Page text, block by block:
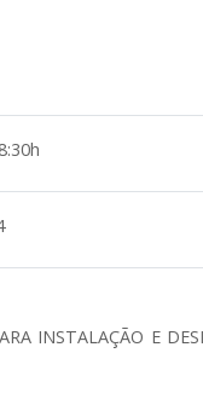
INSTALAÇÃO E